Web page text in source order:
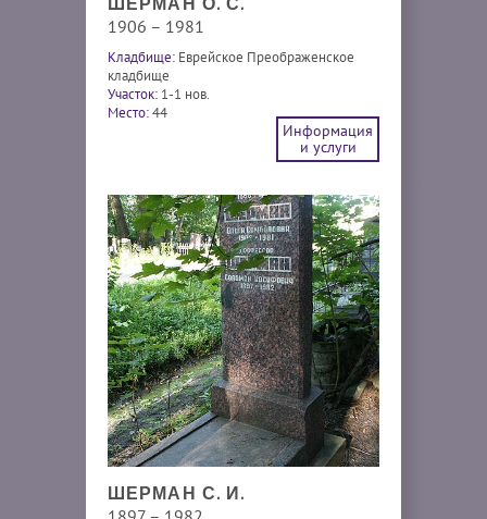
1906 – 1981
Кладбище: Еврейское Преображенское
кладбище
Участок: 1-1 нов.
Место:44
Информация
и услуги
ШЕРМАН С. И.